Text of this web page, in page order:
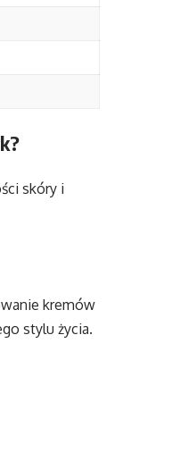
skóry i
kremów
stylu życia.